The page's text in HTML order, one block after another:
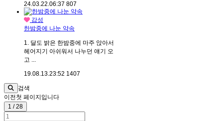
24.03.22.06:37 807
감성
한밤중에 나눈 약속
1. 달도 밝은 한밤중에 마주 앉아서
헤어지기 아쉬워서 나누던 얘기 오
고 ...
19.08.13.23:52 1407
검색
이전첫 페이지입니다
1 / 28